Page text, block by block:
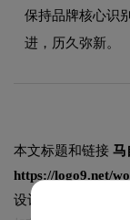
保持品牌核心识
进，历久弥新。
本文标题和链接 马
https://logo9.net/
设计及本链接!